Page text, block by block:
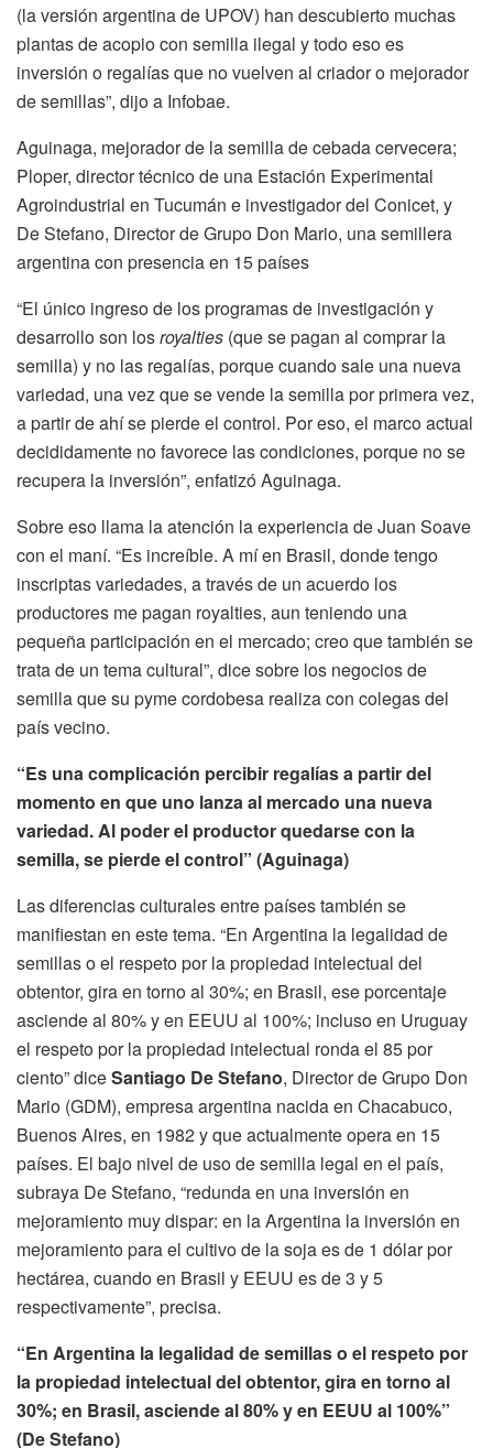
(la versión argentina de UPOV) han descubierto muchas
plantas de acopio con semilla ilegal y todo eso es
inversión o regalías que no vuelven al criador o mejorador
de semillas”, dijo a Infobae.
Aguinaga, mejorador de la semilla de cebada cervecera;
Ploper, director técnico de una Estación Experimental
Agroindustrial en Tucumán e investigador del Conicet, y
De Stefano, Director de Grupo Don Mario, una semillera
argentina con presencia en 15 países
“El único ingreso de los programas de investigación y
desarrollo son losroyalties (que se pagan al comprar la
semilla) y no las regalías, porque cuando sale una nueva
variedad, una vez que se vende la semilla por primera vez,
a partir de ahí se pierde el control. Por eso, el marco actual
decididamente no favorece las condiciones, porque no se
recupera la inversión”, enfatizó Aguinaga.
Sobre eso llama la atención la experiencia de Juan Soave
con el maní. “Es increíble. A mí en Brasil, donde tengo
inscriptas variedades, a través de un acuerdo los
productores me pagan royalties, aun teniendo una
pequeña participación en el mercado; creo que también se
trata de un tema cultural”, dice sobre los negocios de
semilla que su pyme cordobesa realiza con colegas del
país vecino.
“Es una complicación percibir regalías a partir del
momento en que uno lanza al mercado una nueva
variedad. Al poder el productor quedarse con la
semilla, se pierde el control” (Aguinaga)
Las diferencias culturales entre países también se
manifiestan en este tema. “En Argentina la legalidad de
semillas o el respeto por la propiedad intelectual del
obtentor, gira en torno al 30%; en Brasil, ese porcentaje
asciende al 80% y en EEUU al 100%; incluso en Uruguay
el respeto por la propiedad intelectual ronda el 85 por
ciento” diceSantiago De Stefano, Director de Grupo Don
Mario (GDM), empresa argentina nacida en Chacabuco,
Buenos Aires, en 1982 y que actualmente opera en 15
países. El bajo nivel de uso de semilla legal en el país,
subraya De Stefano, “redunda en una inversión en
mejoramiento muy dispar: en la Argentina la inversión en
mejoramiento para el cultivo de la soja es de 1 dólar por
hectárea, cuando en Brasil y EEUU es de 3 y 5
respectivamente”, precisa.
“En Argentina la legalidad de semillas o el respeto por
la propiedad intelectual del obtentor, gira en torno al
30%; en Brasil, asciende al 80% y en EEUU al 100%”
(De Stefano)